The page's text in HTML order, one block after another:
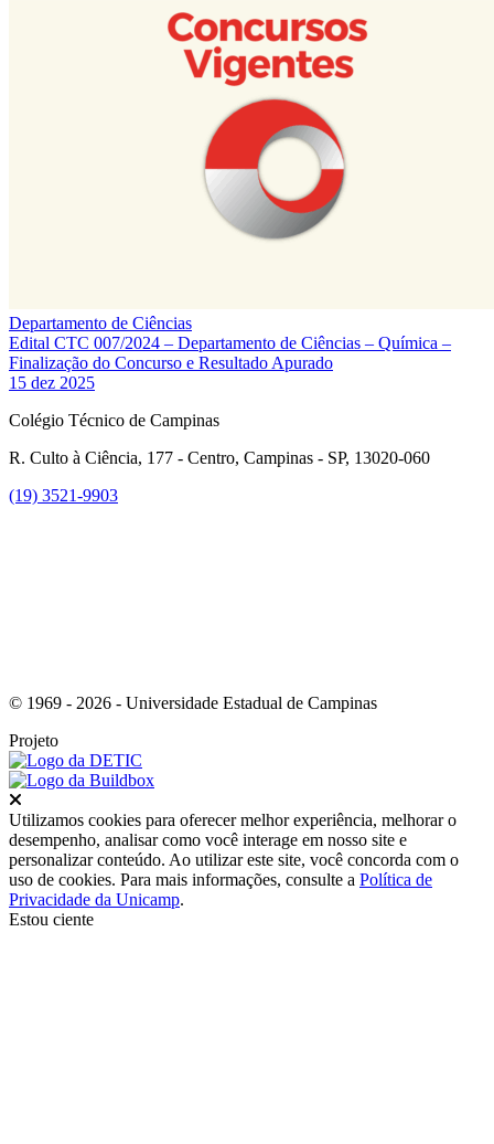
Departamento de Ciências
Edital CTC 007/2024 – Departamento de Ciências – Química –
Finalização do Concurso e Resultado Apurado
15 dez 2025
Colégio Técnico de Campinas
R. Culto à Ciência, 177 - Centro, Campinas - SP, 13020-060
(19) 3521-9903
© 1969 - 2026 - Universidade Estadual de Campinas
Projeto
Utilizamos cookies para oferecer melhor experiência, melhorar o
desempenho, analisar como você interage em nosso site e
personalizar conteúdo. Ao utilizar este site, você concorda com o
uso de cookies. Para mais informações, consulte a Política de
Privacidade da Unicamp.
Estou ciente